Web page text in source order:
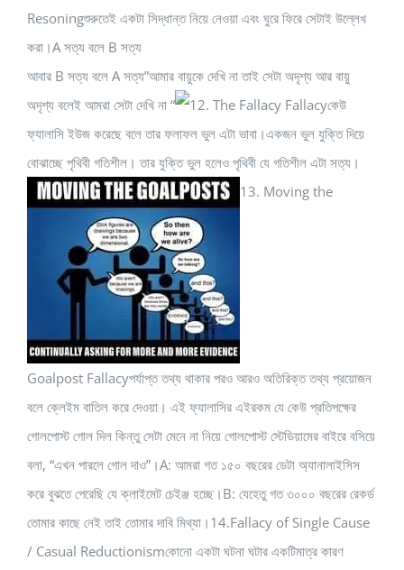
Resoningশুরুতেই একটা সিদ্ধান্ত নিয়ে নেওয়া এবং ঘুরে ফিরে সেটাই উল্লেখ
করা।A সত্য বলে B সত্য
আবার B সত্য বলে A সত্য”আমার বায়ুকে দেখি না তাই সেটা অদৃশ্য আর বায়ু
অদৃশ্য বলেই আমরা সেটা দেখি না “
12. The Fallacy Fallacyকেউ
ফ্যালাসি ইউজ করেছে বলে তার ফলাফল ভুল এটা ভাবা।একজন ভুল যুক্তি দিয়ে
বোঝাচ্ছে পৃথিবী গতিশীল। তার যুক্তি ভুল হলেও পৃথিবী যে গতিশীল এটা সত্য।
13. Moving the
Goalpost Fallacyপর্যাপ্ত তথ্য থাকার পরও আরও অতিরিক্ত তথ্য প্রয়োজন
বলে ক্লেইম বাতিল করে দেওয়া। এই ফ্যালাসির এইরকম যে কেউ প্রতিপক্ষের
গোলপোস্ট গোল দিল কিন্তু সেটা মেনে না নিয়ে গোলপোস্ট স্টেডিয়ামের বাইরে বসিয়ে
বলা, “এখন পারলে গোল দাও”।A: আমরা গত ১৫০ বছরের ডেটা অ্যানালাইসিস
করে বুঝতে পেরেছি যে ক্লাইমেট চেইঞ্জ হচ্ছে।B: যেহেতু গত ৩০০০ বছরের রেকর্ড
তোমার কাছে নেই তাই তোমার দাবি মিথ্যা।14.Fallacy of Single Cause
/ Casual Reductionismকোনো একটা ঘটনা ঘটার একটিমাত্র কারণ